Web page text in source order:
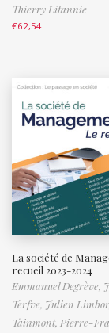
Thierry Litannie
€62,54
La société de
recueil 2023-2024
Emmanuel Degrève,
Terfve, Julien
Tainmont, Pierre-